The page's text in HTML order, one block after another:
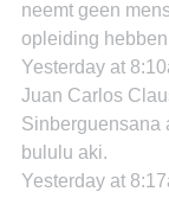
neemt geen
opleiding
Yesterday at
Juan Carlos
Sinberguensana
bululu aki.
Yesterday at